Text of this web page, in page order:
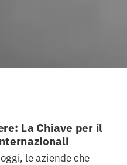
La Chiave per il
le aziende che